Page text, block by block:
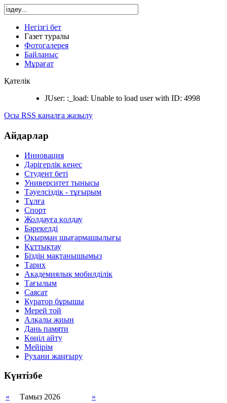
Негізгі бет
Газет туралы
Фотогалерея
Байланыс
Мұрағат
Қателік
JUser: :_load: Unable to load user with ID: 4998
Осы RSS каналға жазылу
Айдарлар
Инновация
Дәрігерлік кеңес
Студент беті
Университет тынысы
Тәуелсіздік - тұғырым
Тұлға
Спорт
Жолдауға қолдау
Бәрекелді
Оқырман шығармашылығы
Құттықтау
Біздің мақтанышымыз
Тарих
Академиялық мобилділік
Тағылым
Саясат
Куратор бұрышы
Мерей той
Алқалы жиын
Дань памяти
Көңіл айту
Мейірім
Рухани жаңғыру
Күнтізбе
« Тамыз 2026
»